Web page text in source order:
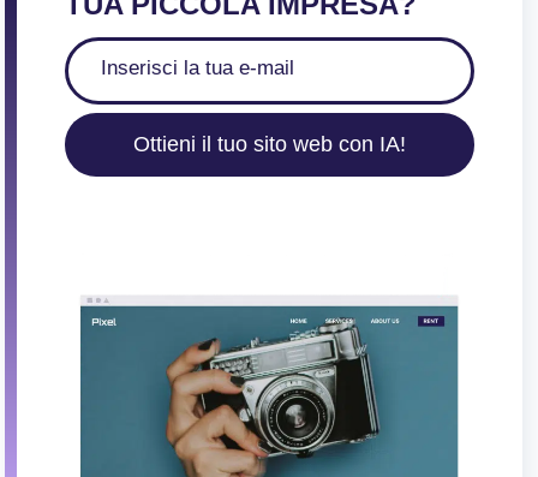
Ottieni il tuo sito web con IA!